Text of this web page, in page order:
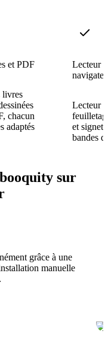
et PDF
livres
chacun
adaptés
Lecteur
Lecteur
et
bandes
sur
grâce à une
manuelle